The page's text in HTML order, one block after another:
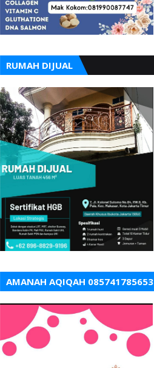
RUMAH DIJUAL
AMANAH AQIQAH 085741785653